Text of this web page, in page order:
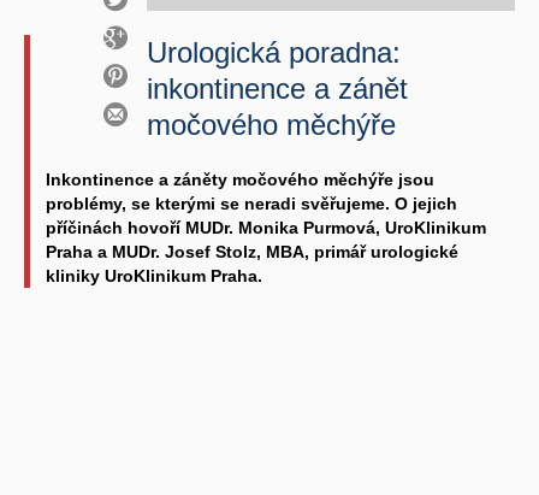
Urologická poradna:
inkontinence a zánět
močového měchýře
Inkontinence a záněty močového měchýře jsou
problémy, se kterými se neradi svěřujeme. O jejich
příčinách hovoří MUDr. Monika Purmová, UroKlinikum
Praha a MUDr. Josef Stolz, MBA, primář urologické
kliniky UroKlinikum Praha.